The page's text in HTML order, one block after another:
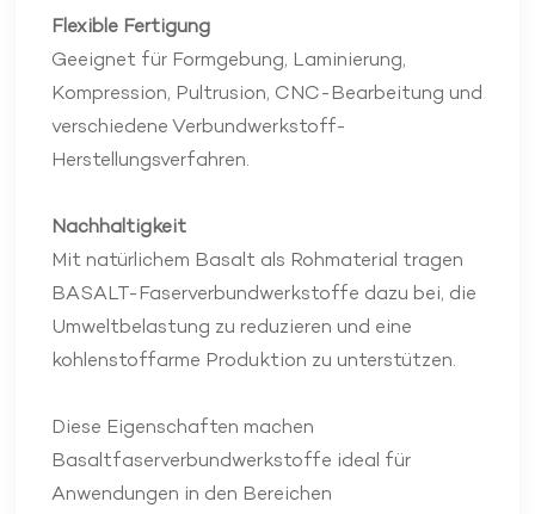
Flexible Fertigung
Geeignet für Formgebung, Laminierung,
Kompression, Pultrusion, CNC-Bearbeitung und
verschiedene Verbundwerkstoff-
Herstellungsverfahren.
Nachhaltigkeit
Mit natürlichem Basalt als Rohmaterial tragen
BASALT-Faserverbundwerkstoffe dazu bei, die
Umweltbelastung zu reduzieren und eine
kohlenstoffarme Produktion zu unterstützen.
Diese Eigenschaften machen
Basaltfaserverbundwerkstoffe ideal für
Anwendungen in den Bereichen